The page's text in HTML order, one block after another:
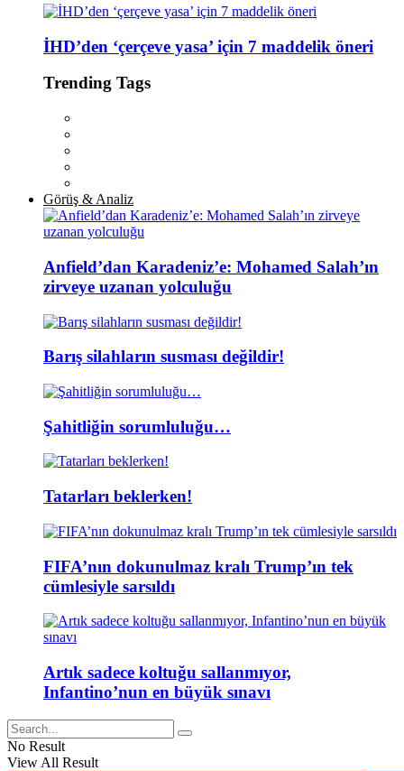
İHD’den ‘çerçeve yasa’ için 7 maddelik öneri
Trending Tags
Görüş & Analiz
Anfield’dan Karadeniz’e: Mohamed Salah’ın
zirveye uzanan yolculuğu
Barış silahların susması değildir!
Şahitliğin sorumluluğu…
Tatarları beklerken!
FIFA’nın dokunulmaz kralı Trump’ın tek
cümlesiyle sarsıldı
Artık sadece koltuğu sallanmıyor,
Infantino’nun en büyük sınavı
No Result
View All Result